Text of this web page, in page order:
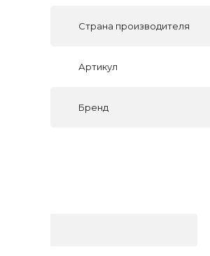
Страна производителя
Артикул
Бренд